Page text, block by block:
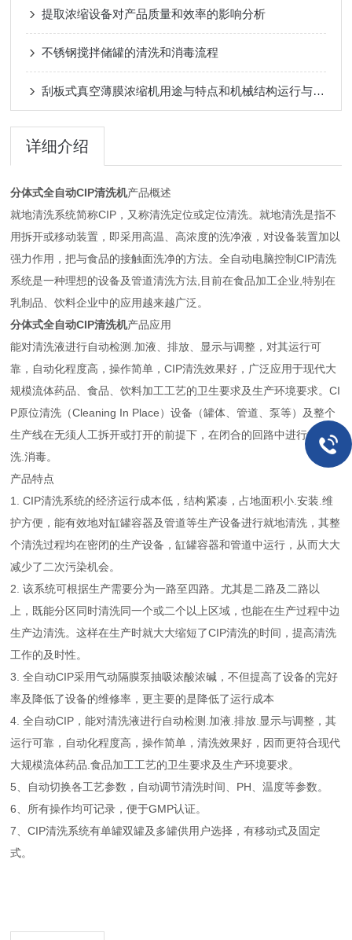
提取浓缩设备对产品质量和效率的影响分析
不锈钢搅拌储罐的清洗和消毒流程
刮板式真空薄膜浓缩机用途与特点和机械结构运行与工作原理
详细介绍
分体式全自动CIP清洗机产品概述
就地清洗系统简称CIP，又称清洗定位或定位清洗。就地清洗是指不
用拆开或移动装置，即采用高温、高浓度的洗净液，对设备装置加以
强力作用，把与食品的接触面洗净的方法。全自动电脑控制CIP清洗
系统是一种理想的设备及管道清洗方法,目前在食品加工企业,特别在
乳制品、饮料企业中的应用越来越广泛。
分体式全自动CIP清洗机产品应用
能对清洗液进行自动检测.加液、排放、显示与调整，对其运行可
靠，自动化程度高，操作简单，CIP清洗效果好，广泛应用于现代大
规模流体药品、食品、饮料加工工艺的卫生要求及生产环境要求。CI
P原位清洗（Cleaning In Place）设备（罐体、管道、泵等）及整个
生产线在无须人工拆开或打开的前提下，在闭合的回路中进行循环清
洗.消毒。
产品特点
1. CIP清洗系统的经济运行成本低，结构紧凑，占地面积小.安装.维
护方便，能有效地对缸罐容器及管道等生产设备进行就地清洗，其整
个清洗过程均在密闭的生产设备，缸罐容器和管道中运行，从而大大
减少了二次污染机会。
2. 该系统可根据生产需要分为一路至四路。尤其是二路及二路以
上，既能分区同时清洗同一个或二个以上区域，也能在生产过程中边
生产边清洗。这样在生产时就大大缩短了CIP清洗的时间，提高清洗
工作的及时性。
3. 全自动CIP采用气动隔膜泵抽吸浓酸浓碱，不但提高了设备的完好
率及降低了设备的维修率，更主要的是降低了运行成本
4. 全自动CIP，能对清洗液进行自动检测.加液.排放.显示与调整，其
运行可靠，自动化程度高，操作简单，清洗效果好，因而更符合现代
大规模流体药品.食品加工工艺的卫生要求及生产环境要求。
5、自动切换各工艺参数，自动调节清洗时间、PH、温度等参数。
6、所有操作均可记录，便于GMP认证。
7、CIP清洗系统有单罐双罐及多罐供用户选择，有移动式及固定
式。